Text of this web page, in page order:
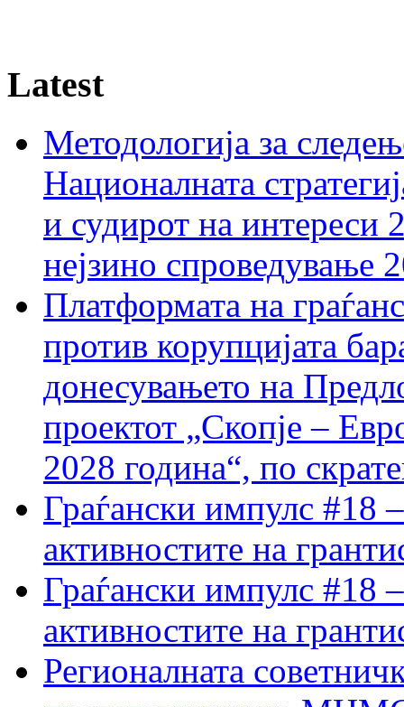
Latest
Методологија за
Националната
и судирот на интереси
нејзино спроведување
Платформата на
против корупцијата
донесувањето на
проектот „Скопје –
2028 година“, по
Граѓански импулс #18
активностите на
Граѓански импулс #18
активностите на
Регионалната